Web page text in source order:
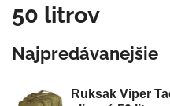
50 litrov
Najpredávanejšie
Ruksak Viper